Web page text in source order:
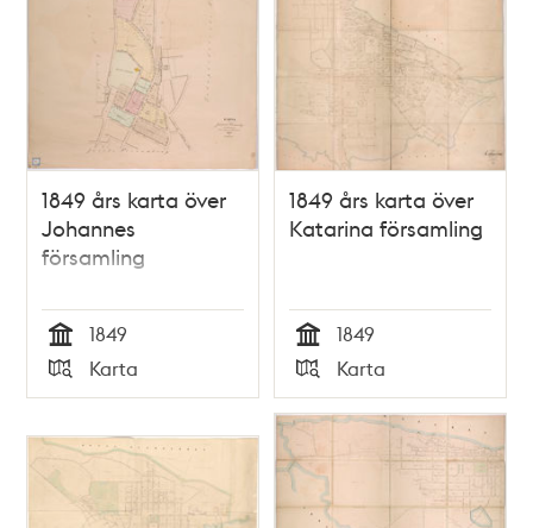
1849 års karta över
Johannes
församling
Tid
1849
Typ
Karta
1849 års karta över
Katarina församling
Tid
1849
Typ
Karta